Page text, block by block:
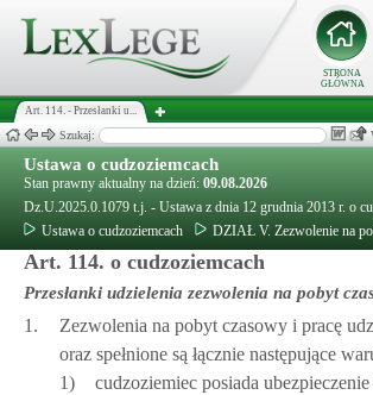
STRONA
GŁÓWNA
Art. 114. - Przesłanki u...
Szukaj:
Ustawa o cudzoziemcach
Stan prawny aktualny na dzień: 09.08.2026
Dz.U.2025.0.1079 t.j. - Ustawa z dnia 12 grudnia 2013 r. o
Ustawa o cudzoziemcach
DZIAŁ V. Zezwolenie na
Art. 114. o cudzoziemcach
Przesłanki udzielenia zezwolenia na pobyt
1.
Zezwolenia na pobyt czasowy i pracę
oraz spełnione są łącznie następujące
1)
cudzoziemiec posiada